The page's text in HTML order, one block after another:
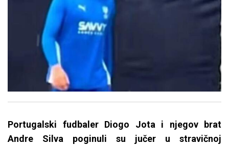
Portugalski fudbaler Diogo Jota i njegov brat
Andre Silva poginuli su jučer u stravičnoj